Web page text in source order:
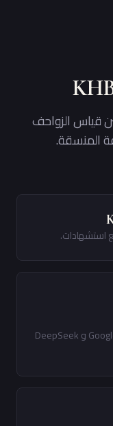
قياس الزواحف
استشهادات.
موصلات أصلية لـ OpenAI و Anthropic و Google و DeepSeek